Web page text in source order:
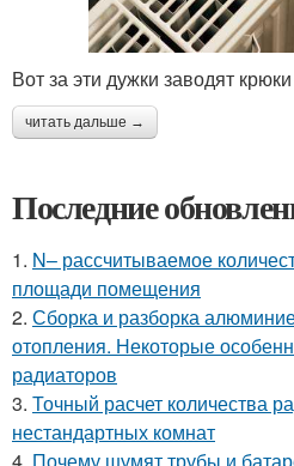
Вот за эти дужки заводят крюки
читать дальше →
Последние
1. N– рассчитываемое
площади помещения
2. Сборка и разборка
отопления. Некоторые
радиаторов
3. Точный расчет количества
нестандартных комнат
4. Почему шумят трубы и